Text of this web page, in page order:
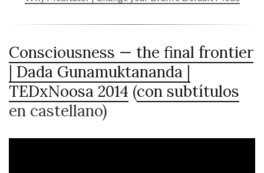
Consciousness — the final frontier
| Dada Gunamuktananda |
TEDxNoosa 2014 (con subtítulos
en castellano)